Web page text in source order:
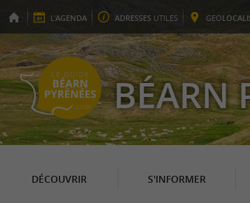
L'AGENDA ADRESSES UTILES GEO
BÉARN
DÉCOUVRIR S'INFORMER